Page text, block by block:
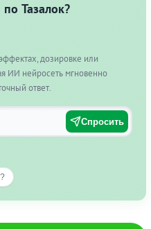
Тазалок?
дозировке или
ИИ нейросеть мгновенно
ответ.
Спросить